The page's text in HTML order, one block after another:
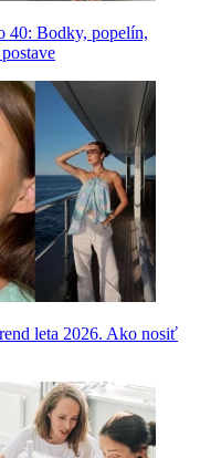
40: Bodky, popelín,
leta 2026. Ako nosiť